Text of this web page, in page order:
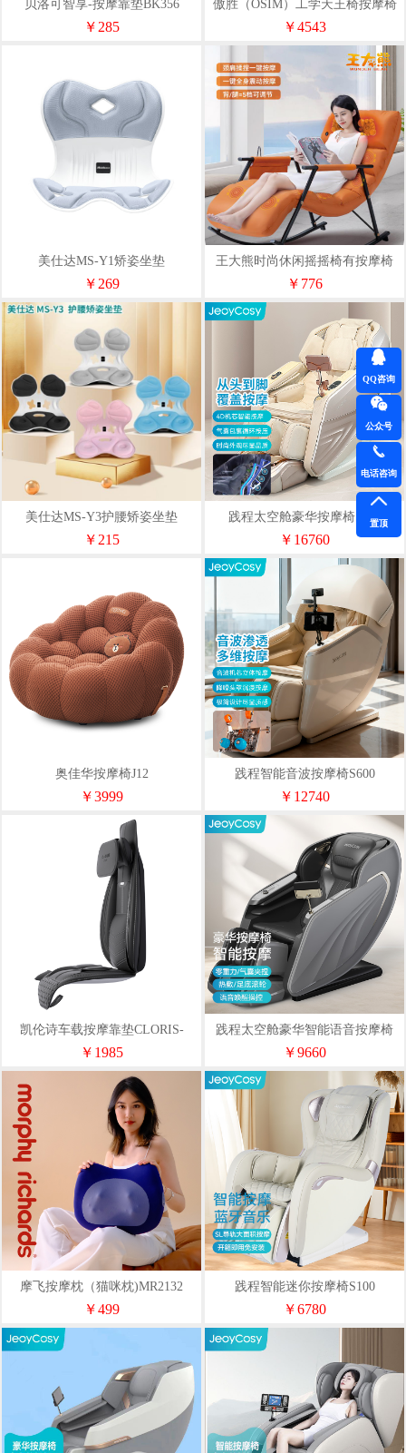
贝洛可智享-按摩靠垫BK356
￥285
傲胜（OSIM）工学天王椅按摩椅
OS8245
￥4543
美仕达MS-Y1矫姿坐垫
￥269
王大熊时尚休闲摇摇椅有按摩椅
WD-A2
￥776
美仕达MS-Y3护腰矫姿坐垫
￥215
践程太空舱豪华按摩椅S800
￥16760
奥佳华按摩椅J12
￥3999
践程智能音波按摩椅S600
￥12740
凯伦诗车载按摩靠垫CLORIS-
S23A
￥1985
践程太空舱豪华智能语音按摩椅
S16
￥9660
摩飞按摩枕（猫咪枕)MR2132
￥499
践程智能迷你按摩椅S100
￥6780
QQ咨询
公众号
电话咨询
置顶